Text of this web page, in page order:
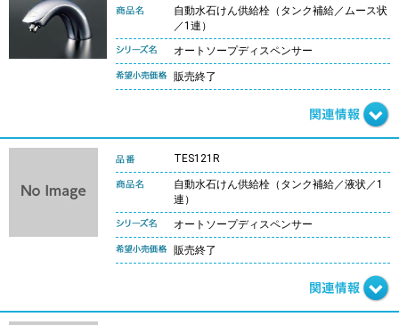
自動水石けん供給栓（タンク補給／ムース状
／1連）
オートソープディスペンサー
販売終了
TES121R
自動水石けん供給栓（タンク補給／液状／1
連）
オートソープディスペンサー
販売終了